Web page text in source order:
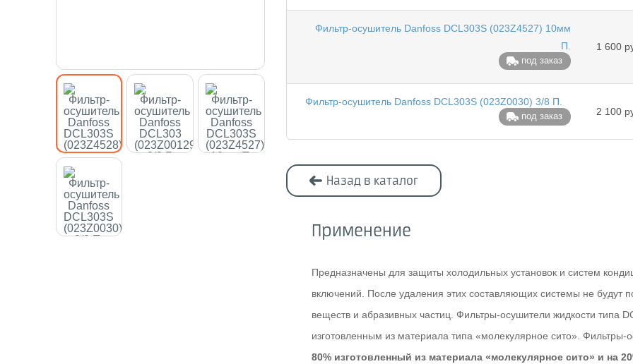
Фильтр-осушитель Danfoss DCL303S (023Z4527) 10мм
П.
под заказ
1 600
Фильтр-осушитель Danfoss DCL303S (023Z0030) 3/8 П.
под заказ 2 100
Назад в каталог
Применение
Предназначены для защиты холодильных установок и систем
включений. После удаления этих составляющих системы не будут
веществ и абразивных частиц. Фильтры-осушители жидкости типа
изготовленным из материала типа «молекулярное сито».
80% изготовленный из материала «молекулярное сито» и на